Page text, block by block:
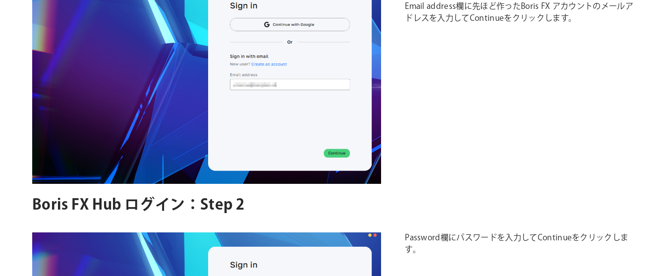
Email address欄に先ほど作ったBoris FX アカウントのメールア
ドレスを入力してContinueをクリックします。
Boris FX Hub ログイン：Step 2
Password欄にパスワードを入力してContinueをクリックしま
す。